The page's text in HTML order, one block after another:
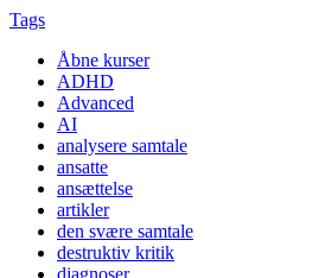
Tags
Åbne kurser
ADHD
Advanced
AI
analysere samtale
ansatte
ansættelse
artikler
den svære samtale
destruktiv kritik